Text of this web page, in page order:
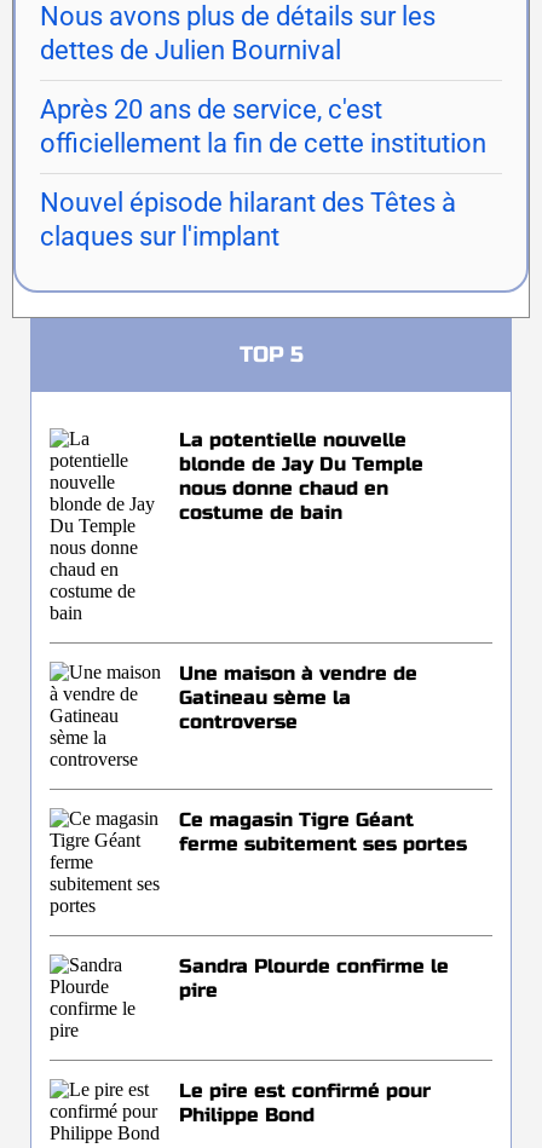
Nous avons plus de détails sur les
dettes de Julien Bournival
Après 20 ans de service, c'est
officiellement la fin de cette institution
Nouvel épisode hilarant des Têtes à
claques sur l'implant
TOP 5
La potentielle nouvelle
blonde de Jay Du Temple
nous donne chaud en
costume de bain
Une maison à vendre de
Gatineau sème la
controverse
Ce magasin Tigre Géant
ferme subitement ses portes
Sandra Plourde confirme le
pire
Le pire est confirmé pour
Philippe Bond